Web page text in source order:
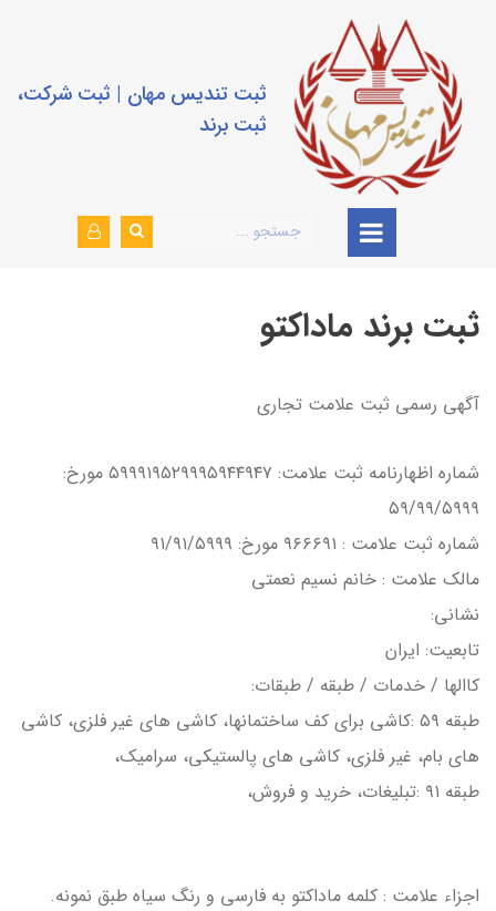
ثبت تندیس مهان | ثبت شرکت،
ثبت برند
ثبت برند ماداکتو
آگهي رسمي ثبت علامت تجاري
شماره اظهارنامه ثبت علامت: ۵۹۹۹۱۹۵۲۹۹۹۵۹۴۴۹۴۷ مورخ:
۵۹/۹۹/۵۹۹۹
شماره ثبت علامت : ۹۶۶۶۹۱ مورخ: ۹۱/۹۱/۵۹۹۹
مالک علامت : خانم نسيم نعمتی
نشاني:
تابعيت: ايران
كاالها / خدمات / طبقه / طبقات:
طبقه ۵۹ :كاشي براي كف ساختمانها، كاشي هاي غير فلزي، كاشي
هاي بام، غير فلزي، كاشي هاي پالستيكي، سراميک،
طبقه ۹۱ :تبليغات، خريد و فروش،
اجزاء علامت : كلمه ماداكتو به فارسي و رنگ سياه طبق نمونه.